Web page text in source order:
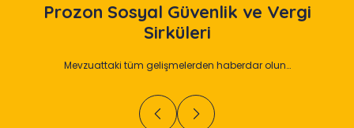
Prozon Sosyal Güvenlik ve Vergi
Sirküleri
Mevzuattaki tüm gelişmelerden haberdar olun…